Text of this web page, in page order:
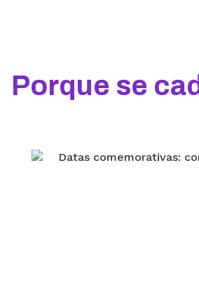
Porque se